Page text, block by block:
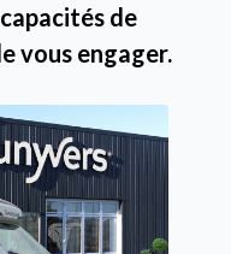
de
vous engager.